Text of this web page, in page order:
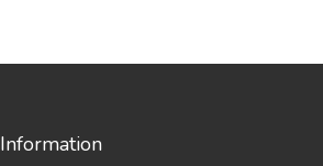
Information